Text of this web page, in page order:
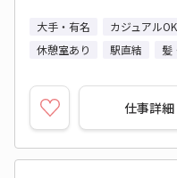
大手・有名 カジュアルOK
休憩室あり
駅直結 髪
仕事詳細